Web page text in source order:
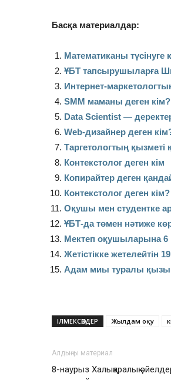
Басқа материалдар:
Математиканы түсінуге
ҰБТ тапсырушыларға
Интернет-
SMM маманы деген кім?
Data Scientist —
Web-дизайнер деген
Таргетологтың қызметі
Контекстолог деген кім
Копирайтер деген
Контекстолог деген кім?
Оқушы мен студентке
ҰБТ-да төмен нәтиже
Мектеп оқушыларына 6
Жетістікке жетелейтін
Адам миы туралы
ІЛМЕКСӨЗДЕР Жылдам оқу
Алдыңғы материал
8-наурыз Халықаралық